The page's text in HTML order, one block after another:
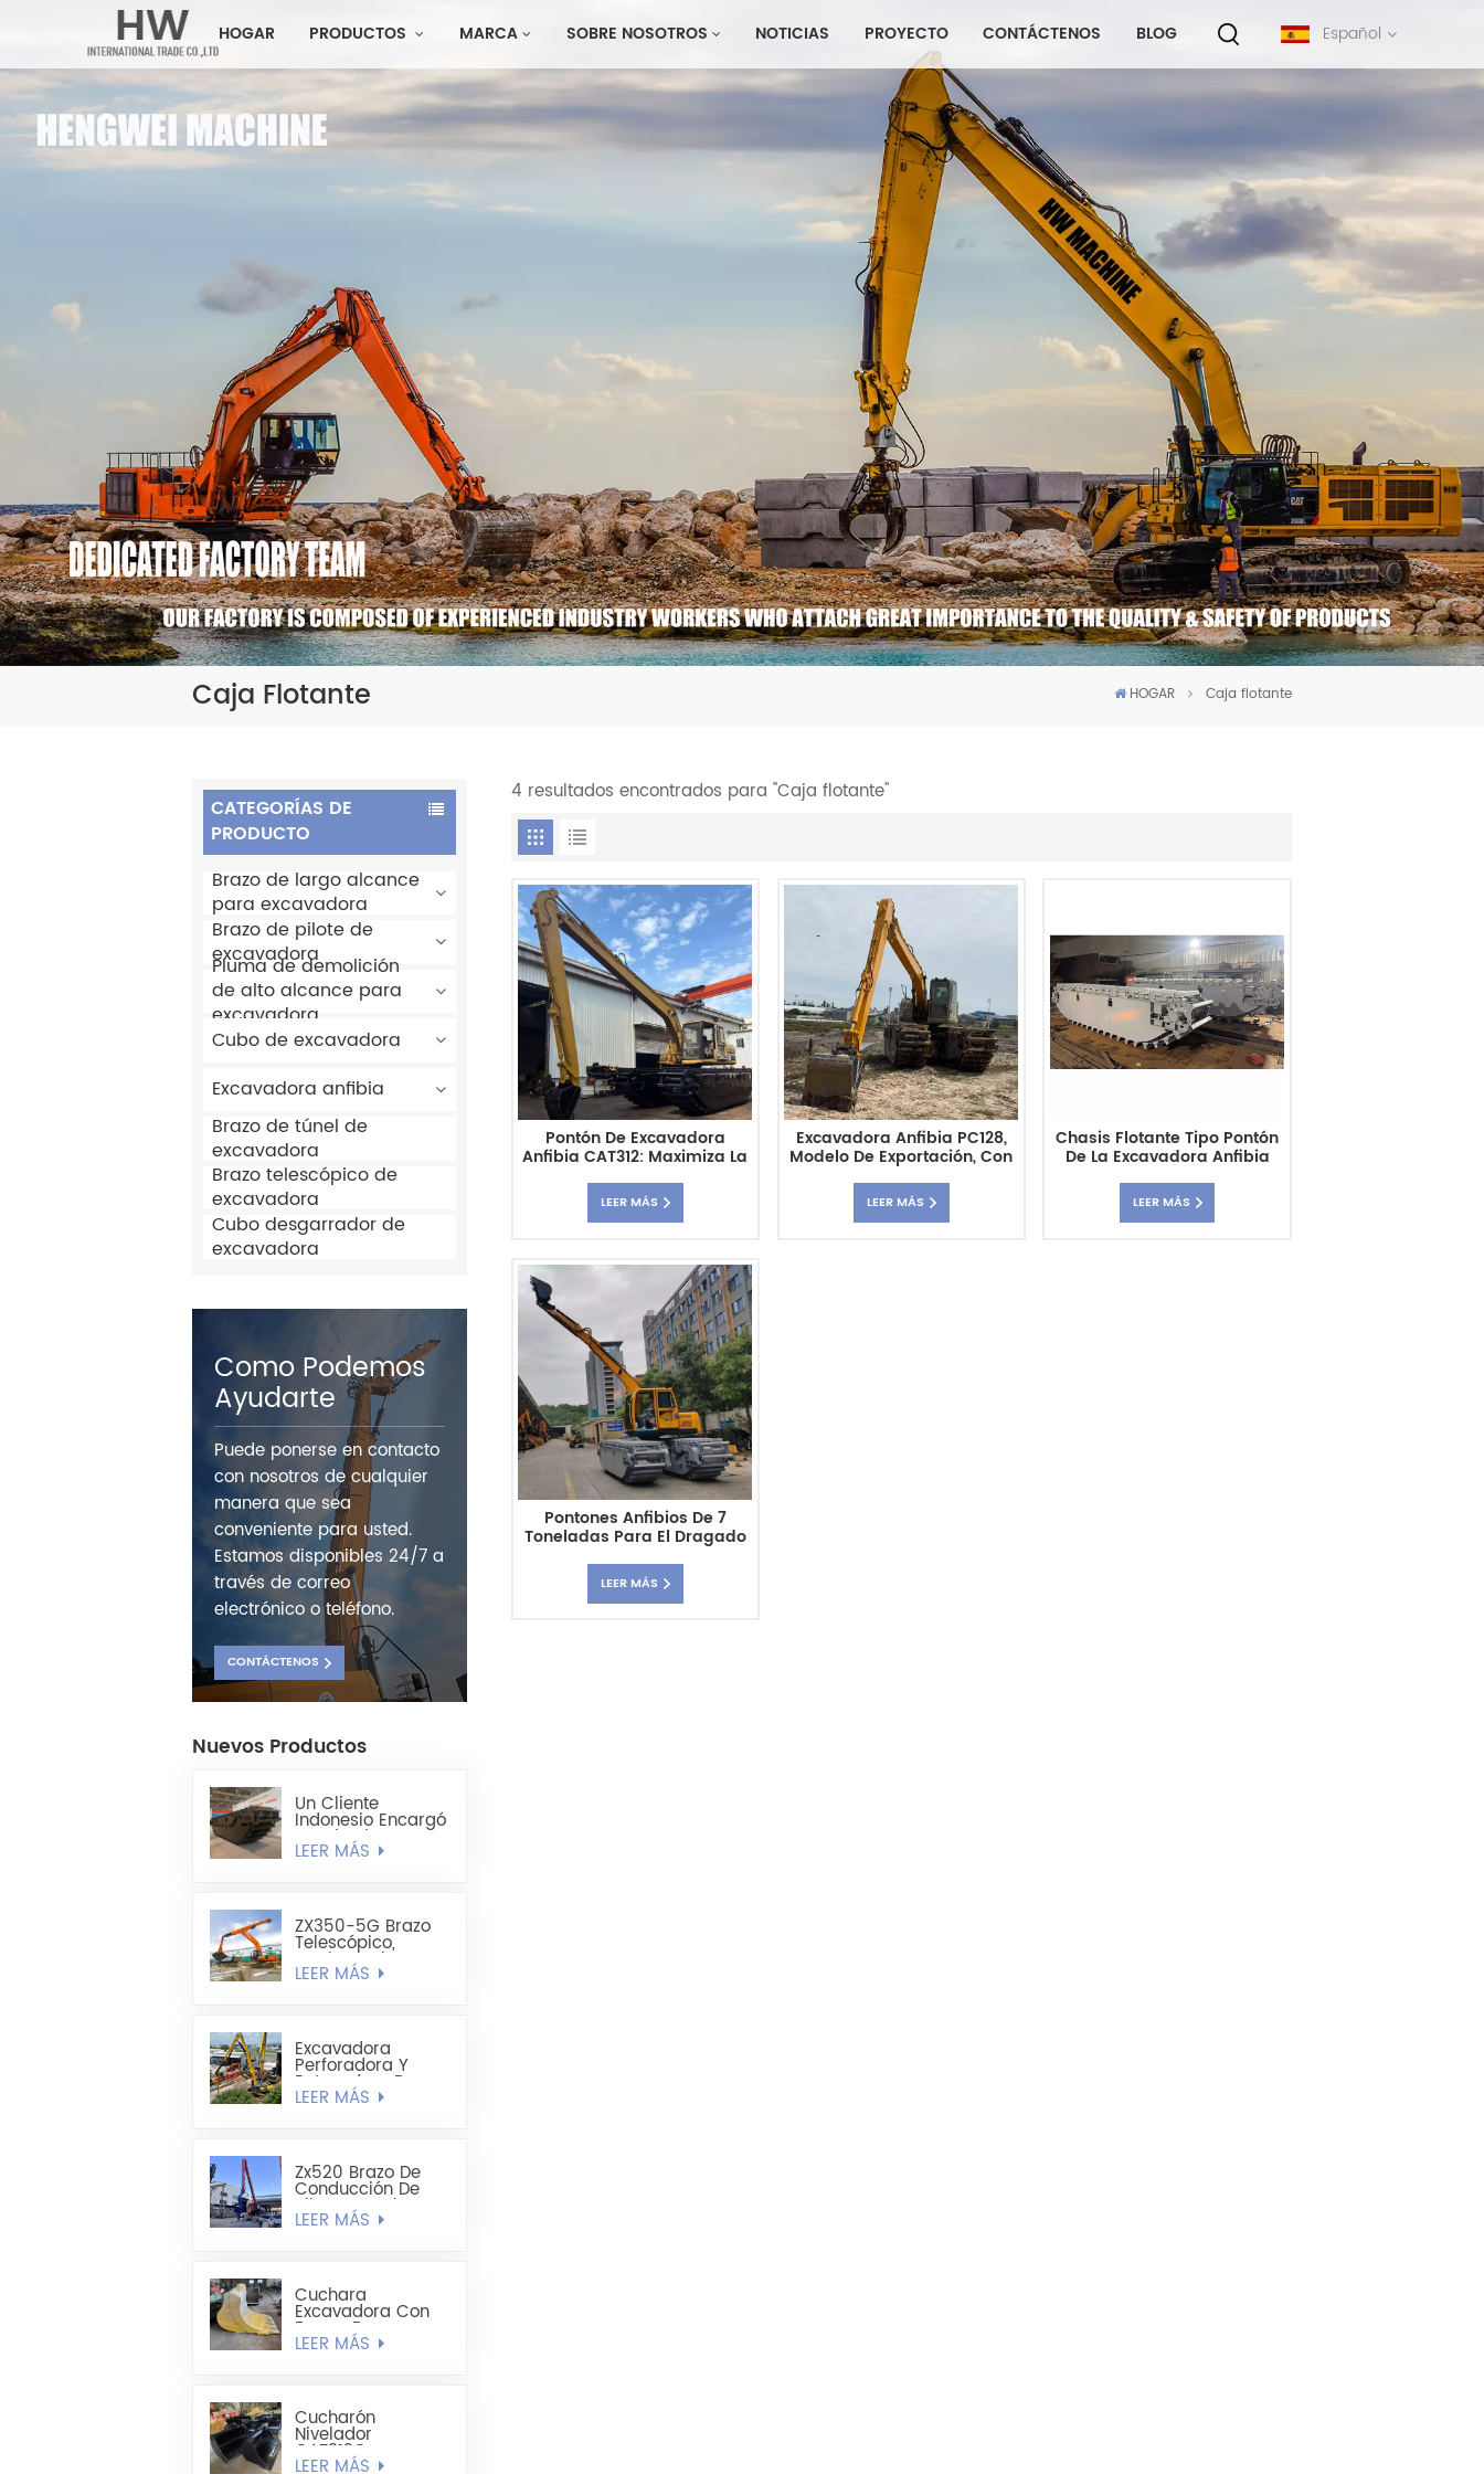
HOGAR PRODUCTOS MARCA SOBRE NOSOTROS NOTICIAS PROYECTO CONTÁCTENOS BLOG Español
français
русский
español
português
Caja Flotante HOGAR Caja flotante
CATEGORÍAS DE
PRODUCTO
Brazo de largo alcance
para excavadora
Brazo de pilote de
excavadora
Pluma de demolición
de alto alcance para
excavadora
Cubo de excavadora
Excavadora anfibia
Brazo de túnel de
excavadora
Brazo telescópico de
excavadora
Cubo desgarrador de
excavadora
Como Podemos
Ayudarte
Puede ponerse en contacto
con nosotros de cualquier
manera que sea
conveniente para usted.
Estamos disponibles 24/7 a
través de correo
electrónico o teléfono.
CONTÁCTENOS
Nuevos Productos
Un Cliente
Indonesio Encargó
Un Chasis De
Excavadora
LEER MÁS
ZX350-5G Brazo
Telescópico,
Cuchara Tipo
Concha Liviana De
LEER MÁS
Excavadora
Perforadora Y
Retenedora De
Pilotes De Chapa
LEER MÁS
Zx520 Brazo De
Conducción De
Pilotes De Chapa
De Acero En
LEER MÁS
Cuchara
Excavadora Con
Forma De
Cucharón
LEER MÁS
Cucharón
Nivelador
CAT312C
CAT320DL De 1200
LEER MÁS
4 resultados encontrados para "Caja flotante"
Pontón De Excavadora
Anfibia CAT312: Maximiza La
De Humedales Y El Dragado
Ambiental.
LEER MÁS
Excavadora Anfibia PC128,
Modelo De Exportación, Con
Largo Alcance.
LEER MÁS
Chasis Flotante Tipo Pontón
De La Excavadora Anfibia
LEER MÁS
Pontones Anfibios De 7
Toneladas Para El Dragado
LEER MÁS